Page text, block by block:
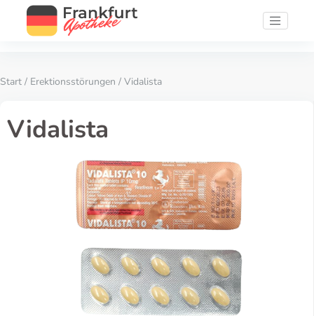
Start / Erektionsstörungen / Vidalista
Vidalista